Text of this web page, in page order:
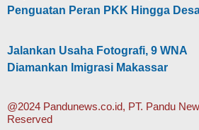
Penguatan Peran PKK Hingga
Jalankan Usaha Fotografi, 9 WNA
Diamankan Imigrasi Makassar
@2024 Pandunews.co.id, PT. Pandu
Reserved